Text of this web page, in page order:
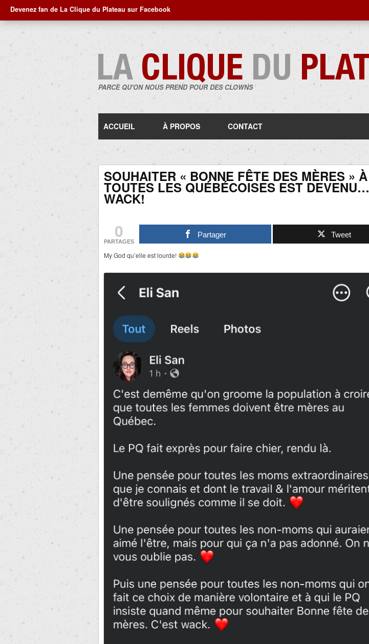
Devenez fan de La Clique du Plateau sur Facebook
PARCE QU'ON NOUS PREND POUR DES CLOWNS
au
ACCUEIL À PROPOS CONTACT
SOUHAITER « BONNE FÊTE DES MÈRES » À
TOUTES LES QUÉBÉCOISES EST DEVENU…
WACK!
0
PARTAGES
Partager Tweet
My God qu’elle est lourde!